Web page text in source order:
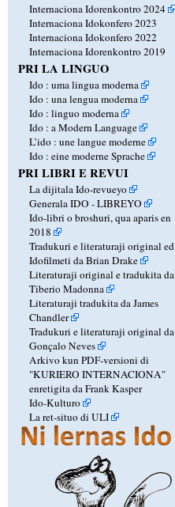
Internaciona Idorenkontro 2024
Internaciona Idokonfero 2023
Internaciona Idokonfero 2022
Internaciona Idorenkontro 2019
PRI LA LINGUO
Ido : uma lingua moderna
Ido : una lengua moderna
Ido : linguo moderna
Ido : a Modern Language
L’ido : une langue moderne
Ido : eine moderne Sprache
PRI LIBRI E REVUI
La dijitala Ido-revueyo
Generala IDO - LIBREYO
Ido-libri o broshuri, qua aparis en
2018
Tradukuri e literaturaji original ed
Idofilmeti da Brian Drake
Literaturaji original e tradukita da
Tiberio Madonna
Literaturaji tradukita da James
Chandler
Tradukuri e literaturaji original da
Gonçalo Neves
Arkivo kun PDF-versioni di
"KURIERO INTERNACIONA"
enretigita da Frank Kasper
Ido-Kulturo
La ret-situo di ULI